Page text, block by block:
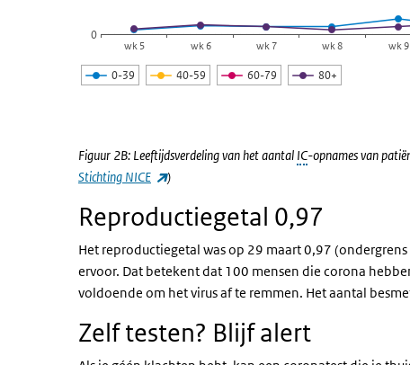
0-39 40-59 60-79 80+
0
wk 5 wk 6 wk 7 wk 8 wk 9
Figuur 2B: Leeftijdsverdeling van het aantal IC-opnames van
Stichting NICE
(externe link)
)
Reproductiegetal 0,97
Het reproductiegetal was op 29 maart 0,97
ervoor. Dat betekent dat 100 mensen die corona
voldoende om het virus af te remmen. Het aantal
Zelf testen? Blijf alert